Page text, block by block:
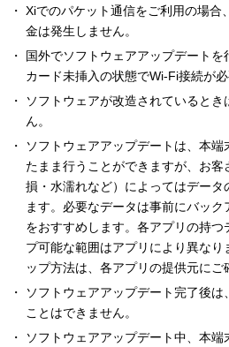
Xiでのパケット通信をご利用の場合
金は発生しません。
国外でソフトウェアアップデート
カード未挿入の状態でWi-Fi接続が必
ソフトウェアが改造されていると
ん。
ソフトウェアアップデートは、本
たまま行うことができますが、お
損・水濡れなど）によってはデータ
ます。必要なデータは事前にバッ
をおすすめします。各アプリの持
プ可能な範囲はアプリにより異な
ップ方法は、各アプリの提供元にご
ソフトウェアアップデート完了後
ことはできません。
ソフトウェアアップデート中、本